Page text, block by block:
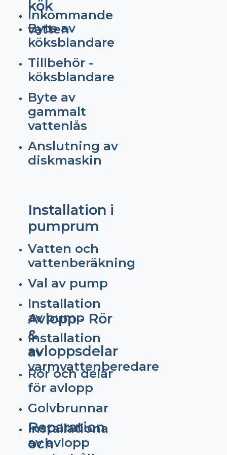
Inkommande
vatten
kök
Byte av
köksblandare
Tillbehör -
köksblandare
Byte av
gammalt
vattenlås
Anslutning av
diskmaskin
Installation i
pumprum
Vatten och
vattenberäkning
Val av pump
Installation
av pump
Installation
av
varmvattenberedare
Avlopp - Rör
&
avloppsdelar
Rör och delar
för avlopp
Golvbrunnar
Installationa
av avlopp
Reparation
och